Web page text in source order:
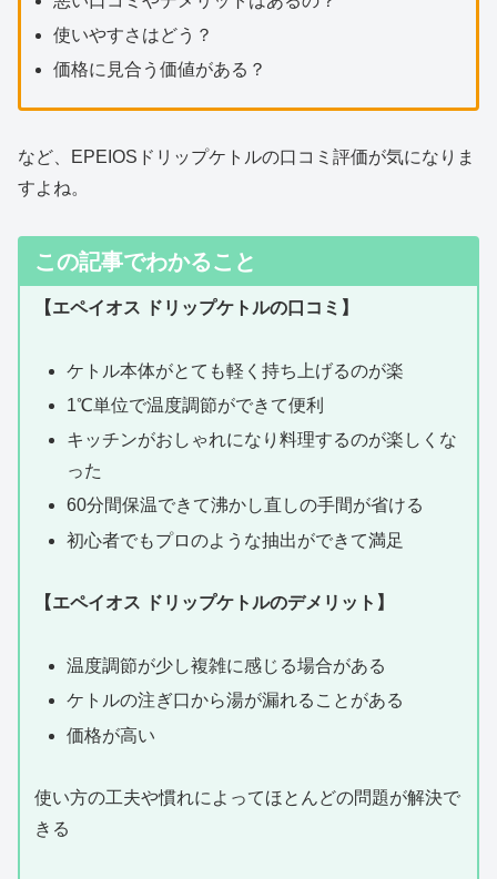
使いやすさはどう？
価格に見合う価値がある？
など、EPEIOSドリップケトルの口コミ評価が気になりま
すよね。
この記事でわかること
【エペイオス ドリップケトルの口コミ】
ケトル本体がとても軽く持ち上げるのが楽
1℃単位で温度調節ができて便利
キッチンがおしゃれになり料理するのが楽しくな
った
60分間保温できて沸かし直しの手間が省ける
初心者でもプロのような抽出ができて満足
【エペイオス ドリップケトルのデメリット】
温度調節が少し複雑に感じる場合がある
ケトルの注ぎ口から湯が漏れることがある
価格が高い
使い方の工夫や慣れによってほとんどの問題が解決で
きる